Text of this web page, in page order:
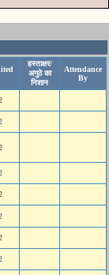
हस्ताक्षर/
अगुठे का
निशान
Attendance
By